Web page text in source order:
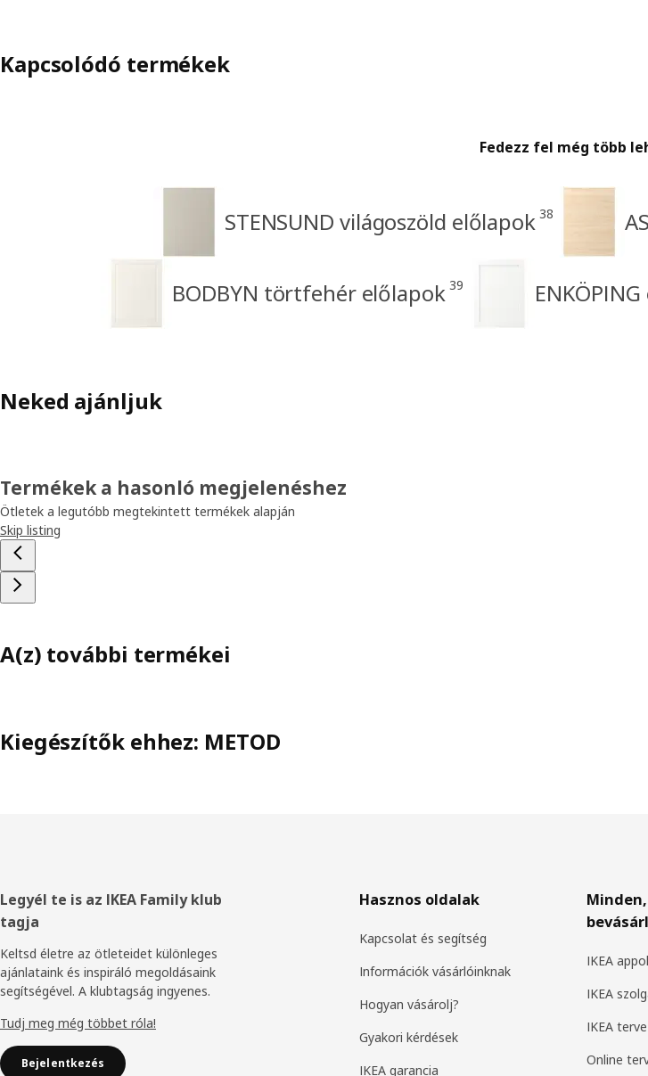
Kapcsolódó termékek
Fedezz fel még több
STENSUND világoszöld előlapok 38
BODBYN törtfehér előlapok 39
Neked ajánljuk
Termékek a hasonló megjelenéshez
Ötletek a legutóbb megtekintett termékek alapján
Skip listing
A(z) további termékei
Kiegészítők ehhez: METOD
Élőláb
Legyél te is az IKEA Family klub
tagja
Keltsd életre az ötleteidet különleges
ajánlataink és inspiráló megoldásaink
segítségével. A klubtagság ingyenes.
Tudj meg még többet róla!
Bejelentkezés
Hasznos oldalak
Kapcsolat és segítség
Információk vásárlóinknak
Hogyan vásárolj?
Gyakori kérdések
IKEA garancia
IKEA
IKEA
IKEA
Online